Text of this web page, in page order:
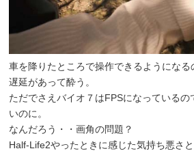
車を降りたところで操作できるようになる
遅延があって酔う。
ただでさえバイオ７はFPSになっているの
いのに。
なんだろう・・画角の問題？
Half-Life2やったときに感じた気持ち悪さと